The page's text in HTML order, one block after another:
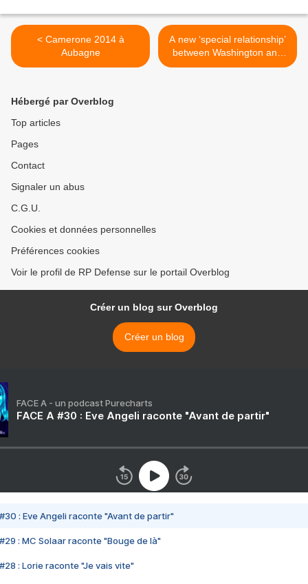
< Camerone 2014 à
Aubagne
A new ‘special relationship’
between Washington and
Paris: undermining or
Hébergé par Overblog
Top articles
Pages
Contact
Signaler un abus
C.G.U.
Cookies et données personnelles
Préférences cookies
Voir le profil de RP Defense sur le portail Overblog
Créer un blog sur Overblog
Créer un blog
FACE A - un podcast Purecharts
FACE A #30 : Eve Angeli raconte "Avant de partir"
#30 : Eve Angeli raconte "Avant de partir"
#29 : MC Solaar raconte "Bouge de là"
#28 : Lorie raconte "Je vais vite"